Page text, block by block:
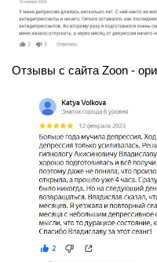
Отзывы с сайта Zoon -